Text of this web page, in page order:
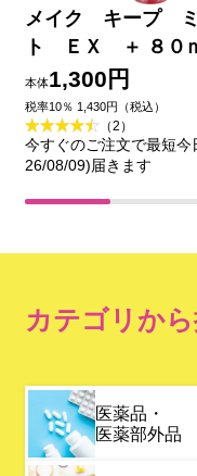
メイク キープ
ト ＥＸ ＋ ８０
コーセー
本体1,300円
税率10％ 1,430円（税込）
（2）
今すぐのご注文で最短今
26/08/09)届きます
カテゴリか
医薬品・
医薬部外品